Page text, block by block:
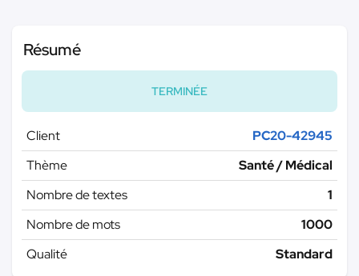
Résumé
TERMINÉE
Client
PC20-42945
Thème
Santé / Médical
Nombre de textes
1
Nombre de mots
1000
Qualité
Standard